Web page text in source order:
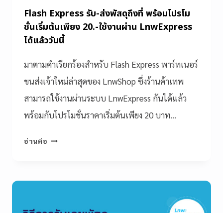
Flash Express รับ-ส่งพัสดุถึงที่ พร้อมโปรโม
ชั่นเริ่มต้นเพียง 20.-ใช้งานผ่าน LnwExpress
ได้แล้ววันนี้
มาตามคำเรียกร้องสำหรับ Flash Express พาร์ทเนอร์
ขนส่งเจ้าใหม่ล่าสุดของ LnwShop ซึ่งร้านค้าเทพ
สามารถใช้งานผ่านระบบ LnwExpress กันได้แล้ว
พร้อมกับโปรโมชั่นราคาเริ่มต้นเพียง 20 บาท…
อ่านต่อ